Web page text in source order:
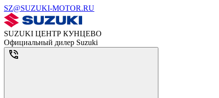
SZ@SUZUKI-MOTOR.RU
SUZUKI ЦЕНТР КУНЦЕВО
Официальный дилер Suzuki